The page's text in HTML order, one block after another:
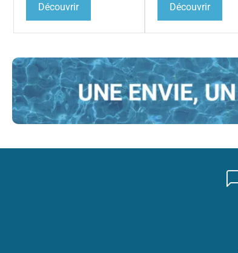
Découvrir Découvrir